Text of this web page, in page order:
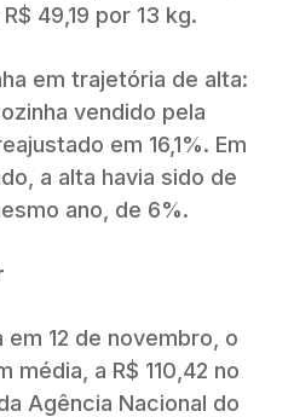
49,19 por 13 kg.
em trajetória de alta:
vendido pela
em 16,1%. Em
a alta havia sido de
ano, de 6%.
12 de novembro, o
média, a R$ 110,42 no
Agência Nacional do